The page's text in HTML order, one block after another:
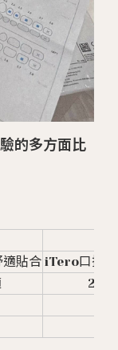
的多方面比
貼合 iTero口掃
2D